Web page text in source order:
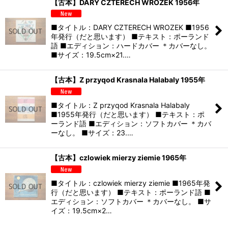
【古本】DARY CZTERECH WROZEK 1956年
■タイトル：DARY CZTERECH WROZEK ■1956
年発行（だと思います） ■テキスト：ポーランド
語 ■エディション：ハードカバー ＊カバーなし。
■サイズ：19.5cm×21.…
【古本】Z przyqod Krasnala Halabaly 1955年
■タイトル：Z przyqod Krasnala Halabaly
■1955年発行（だと思います） ■テキスト：ポ
ーランド語 ■エディション：ソフトカバー ＊カバ
ーなし。 ■サイズ：23.…
【古本】czlowiek mierzy ziemie 1965年
■タイトル：czlowiek mierzy ziemie ■1965年発
行（だと思います） ■テキスト：ポーランド語 ■
エディション：ソフトカバー ＊カバーなし。 ■サ
イズ：19.5cm×2…